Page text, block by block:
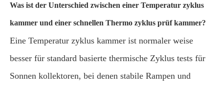
Was ist der Unterschied zwischen einer Temperatur zyklus
kammer und einer schnellen Thermo zyklus prüf kammer?
Eine Temperatur zyklus kammer ist normaler weise
besser für standard basierte thermische Zyklus tests für
Sonnen kollektoren, bei denen stabile Rampen und